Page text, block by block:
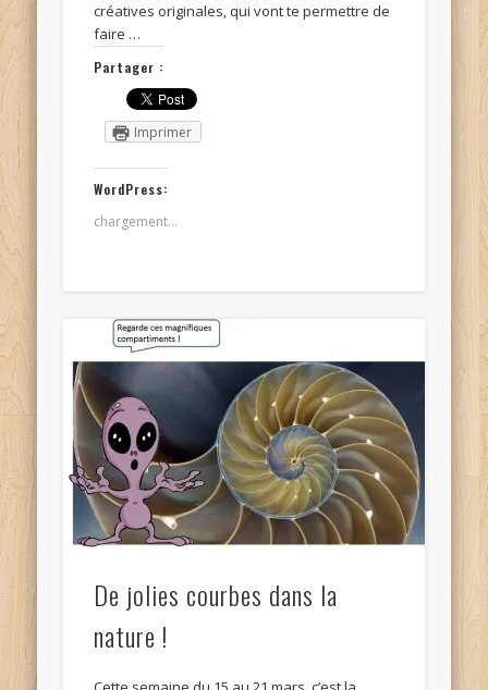
créatives originales, qui vont te permettre de
faire …
Partager :
Imprimer
WordPress:
chargement…
De jolies courbes dans la
nature !